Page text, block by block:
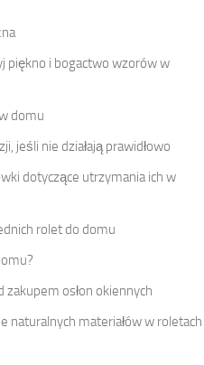
piękno i bogactwo wzorów w
domu
jeśli nie działają prawidłowo
dotyczące utrzymania ich w
rolet do domu
osłon okiennych
naturalnych materiałów w roletach